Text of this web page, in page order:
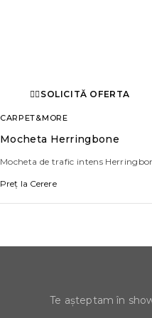
SOLICITĂ OFERTA
CARPET&MORE
Mocheta Herringbone
Mocheta de trafic intens
Preț la Cerere
Te așteptam în